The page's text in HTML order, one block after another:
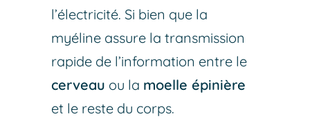
l’électricité. Si bien que la
myéline assure la transmission
rapide de l’information entre le
cerveau ou la moelle épinière
et le reste du corps.